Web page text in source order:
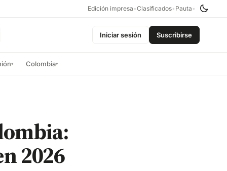
Edición impresa •Clasificados• Pauta •
Iniciar sesión Suscribirse
▾ Colombia▾
2026